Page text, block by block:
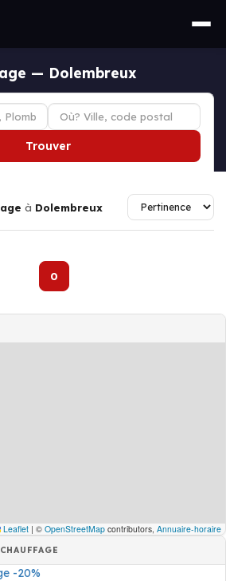
— Dolembreux
Trouver
à Dolembreux
0
Leaflet | © OpenStreetMap contributors, Annuaire-horaire
-20%